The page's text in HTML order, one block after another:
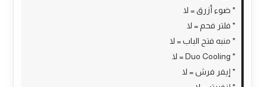
* ضوء أزرق = لا
* فلتر فحم = لا
* منبه فتح الباب = لا
* Duo Cooling = لا
* إيفر فرش = لا